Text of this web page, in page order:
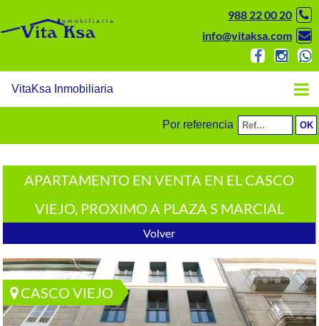
988 22 00 20
info@vitaksa.com
VitaKsa Inmobiliaria
Por referencia
APARTAMENTO EN VENTA EN EL CASCO
VIEJO, PROXIMO A PLAZA S MARCIAL
Volver
CASCO VIEJO